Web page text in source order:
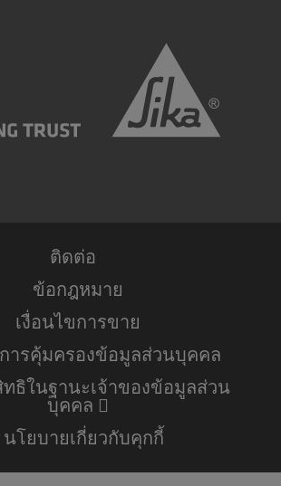
ติดต่อ
ข้อกฎหมาย
เงื่อนไขการขาย
ารคุ้มครองข้อมูลส่วนบุคคล
ธิในฐานะเจ้าของข้อมูลส่วน
บุคคล
นโยบายเกี่ยวกับคุกกี้